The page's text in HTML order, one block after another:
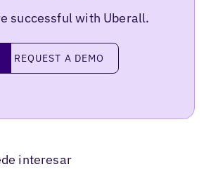
successful with Uberall.
a demo
REQUEST A DEMO
interesar